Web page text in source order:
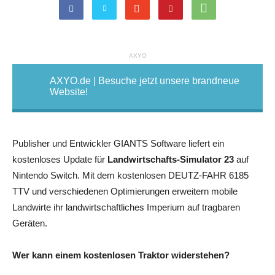
AXYO
AXYO.de | Besuche jetzt unsere brandneue
Website!
Publisher und Entwickler GIANTS Software liefert ein
kostenloses Update für Landwirtschafts-Simulator 23 auf
Nintendo Switch. Mit dem kostenlosen DEUTZ-FAHR 6185
TTV und verschiedenen Optimierungen erweitern mobile
Landwirte ihr landwirtschaftliches Imperium auf tragbaren
Geräten.
Wer kann einem kostenlosen Traktor widerstehen?